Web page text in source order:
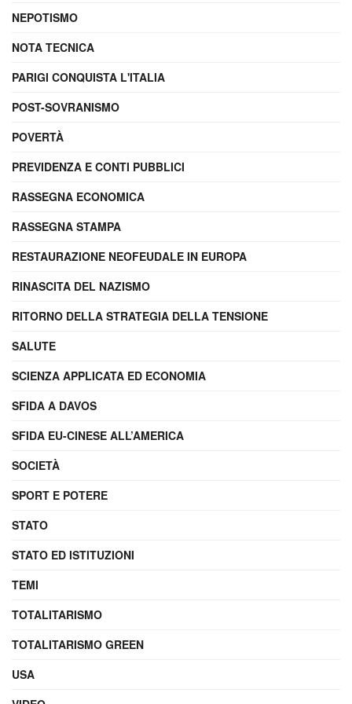
NEPOTISMO
NOTA TECNICA
PARIGI CONQUISTA L'ITALIA
POST-SOVRANISMO
POVERTÀ
PREVIDENZA E CONTI PUBBLICI
RASSEGNA ECONOMICA
RASSEGNA STAMPA
RESTAURAZIONE NEOFEUDALE IN EUROPA
RINASCITA DEL NAZISMO
RITORNO DELLA STRATEGIA DELLA TENSIONE
SALUTE
SCIENZA APPLICATA ED ECONOMIA
SFIDA A DAVOS
SFIDA EU-CINESE ALL’AMERICA
SOCIETÀ
SPORT E POTERE
STATO
STATO ED ISTITUZIONI
TEMI
TOTALITARISMO
TOTALITARISMO GREEN
USA